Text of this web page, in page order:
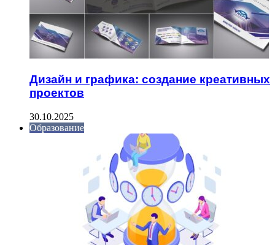
Дизайн и графика: создание креативных
проектов
30.10.2025
Образование